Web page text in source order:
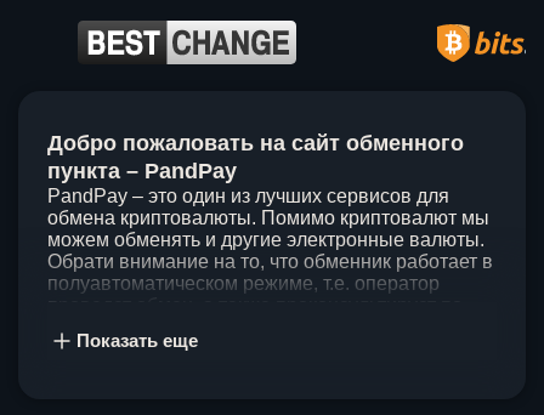
Добро пожаловать на сайт обменного
пункта – PandPay
PandPay – это один из лучших сервисов для
обмена криптовалюты. Помимо криптовалют мы
можем обменять и другие электронные валюты.
Обрати внимание на то, что обменник работает в
полуавтоматическом режиме, т.е. оператор
клиентов, поэтому стараемся проводить обмены
Показать еще